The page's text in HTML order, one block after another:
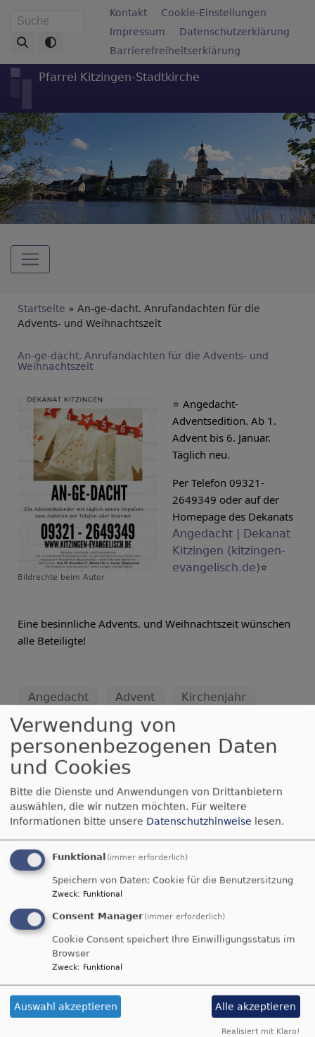
zum
Inhalt
Suche Fußbereichsmenü
Kontakt
Cookie-Einstellungen
Impressum
Datenschutzerklärung
Barrierefreiheitserklärung
Pfarrei Kitzingen-Stadtkirche
Hauptnavigation
Breadcrumb
Startseite
An-ge-dacht. Anrufandachten für die
Advents- und Weihnachtszeit
An-ge-dacht. Anrufandachten für die Advents- und
Weihnachtszeit
Bildrechte beim Autor
⭐ Angedacht-
Adventsedition. Ab 1.
Advent bis 6. Januar.
Täglich neu.
Per Telefon 09321-
2649349 oder auf der
Angedacht | Dekanat
Kitzingen (kitzingen-
evangelisch.de)⭐
Eine besinnliche Advents. und Weihnachtszeit wünschen
alle Beteiligte!
Angedacht Advent
Kirchenjahr
Jauchze, du Tochter Zion! Frohlocke, Israel!
Freue dich und sei fröhlich von ganzem
Herzen, du Tochter Jerusalem! Denn der
HERR hat deine Strafe weggenommen.
Zefanja 3,14-15
Christus ist gekommen und hat im
Evangelium Frieden verkündigt euch, die ihr
fern wart, und Frieden denen, die nahe
waren.
Epheser 2,17
© Evangelische Brüder-Unität –Herrnhuter Brüdergemeine
Weitere Informationen finden Sie
Verwendung von
personenbezogenen Daten
und Cookies
Bitte die Dienste und Anwendungen von Drittanbietern
auswählen, die wir nutzen möchten. Für weitere
Informationen bitte unsere Datenschutzhinweise lesen.
Funktional (immer erforderlich)
Speichern von Daten: Cookie für die Benutzersitzung
Zweck: Funktional
Consent Manager (immer erforderlich)
Cookie Consent speichert Ihre Einwilligungsstatus im
Browser
Zweck: Funktional
Auswahl akzeptieren Alle akzeptieren
Realisiert mit Klaro!